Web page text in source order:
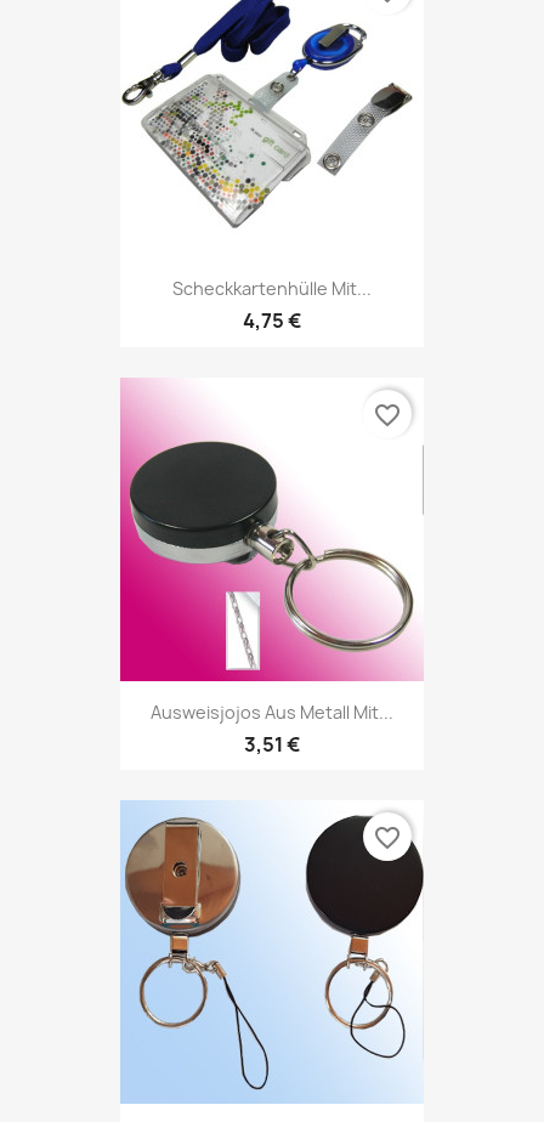
Scheckkartenhülle Mit...
4,75 €
Ausweisjojos Aus Metall Mit...
3,51 €
favorite_border
favorite_border